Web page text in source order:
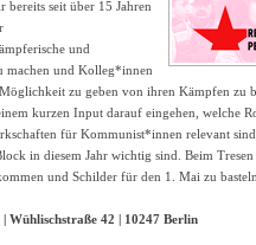
bereits seit über 15 Jahren
und
machen und Kolleg*innen
zu geben von ihren Kämpfen zu
kurzen Input darauf eingehen, welche
für Kommunist*innen relevant
in diesem Jahr wichtig sind. Beim
und Schilder für den 1. Mai zu basteln.
| Wühlischstraße 42 | 10247 Berlin